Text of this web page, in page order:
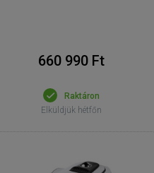
660 990 Ft
Raktáron
Elküldjük hétfőn